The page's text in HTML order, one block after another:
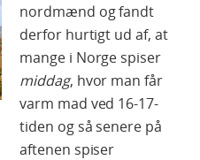
nordmænd og fandt
derfor hurtigt ud af, at
mange i Norge spiser
middag, hvor man får
varm mad ved 16-17-
tiden og så senere på
aftenen spiser